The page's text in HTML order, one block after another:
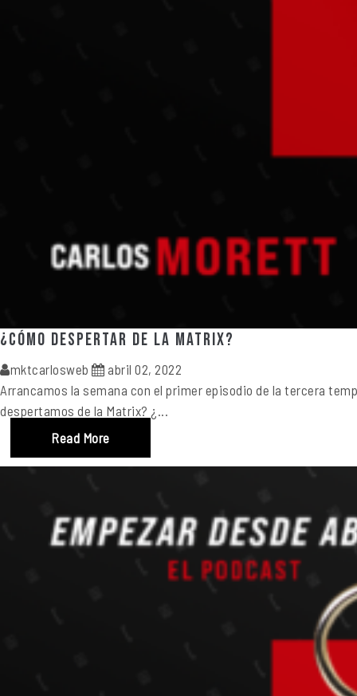
¿Cómo despertar de la Matrix?
mktcarlosweb
abril 02, 2022
Arrancamos la semana con el primer episodio de la tercera
despertamos de la Matrix? ¿...
Read More